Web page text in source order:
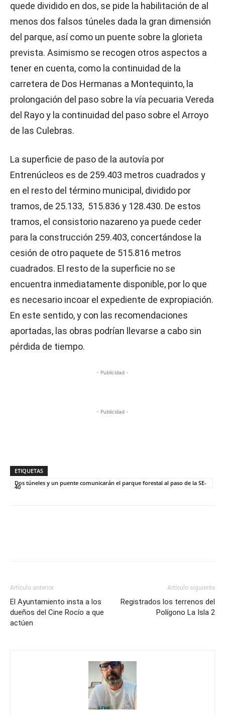
quede dividido en dos, se pide la habilitación de al
menos dos falsos túneles dada la gran dimensión
del parque, así como un puente sobre la glorieta
prevista. Asimismo se recogen otros aspectos a
tener en cuenta, como la continuidad de la
carretera de Dos Hermanas a Montequinto, la
prolongación del paso sobre la vía pecuaria Vereda
del Rayo y la continuidad del paso sobre el Arroyo
de las Culebras.
La superficie de paso de la autovía por
Entrenúcleos es de 259.403 metros cuadrados y
en el resto del término municipal, dividido por
tramos, de 25.133, 515.836 y 128.430. De estos
tramos, el consistorio nazareno ya puede ceder
para la construcción 259.403, concertándose la
cesión de otro paquete de 515.816 metros
cuadrados. El resto de la superficie no se
encuentra inmediatamente disponible, por lo que
es necesario incoar el expediente de expropiación.
En este sentido, y con las recomendaciones
aportadas, las obras podrían llevarse a cabo sin
pérdida de tiempo.
- Publicidad -
- Publicidad -
ETIQUETAS
Dos túneles y un puente comunicarán el parque forestal al paso de la SE-
40
Artículo anterior
El Ayuntamiento insta a los
dueños del Cine Rocío a que
actúen
Artículo siguiente
Registrados los terrenos del
Polígono La Isla 2